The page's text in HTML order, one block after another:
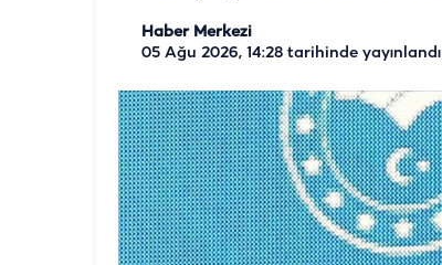
Haber Merkezi
05 Ağu 2026, 14:28 tarihinde yayınlandı